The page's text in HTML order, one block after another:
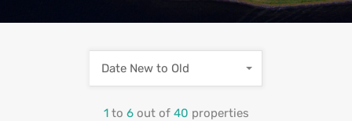
1 to 6 out of 40 properties
Date New to Old